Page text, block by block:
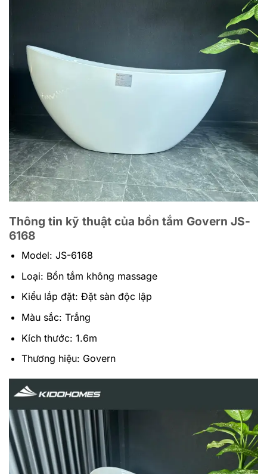
Thông tin kỹ thuật của bồn tắm Govern JS-
6168
Model: JS-6168
Loại: Bồn tắm không massage
Kiểu lắp đặt: Đặt sàn độc lập
Màu sắc: Trắng
Kích thước: 1.6m
Thương hiệu: Govern